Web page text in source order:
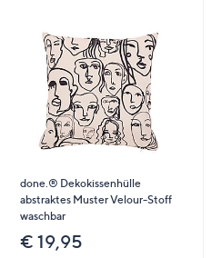
done.® Dekokissenhülle
abstraktes Muster Velour-Stoff
waschbar
€ 19,95